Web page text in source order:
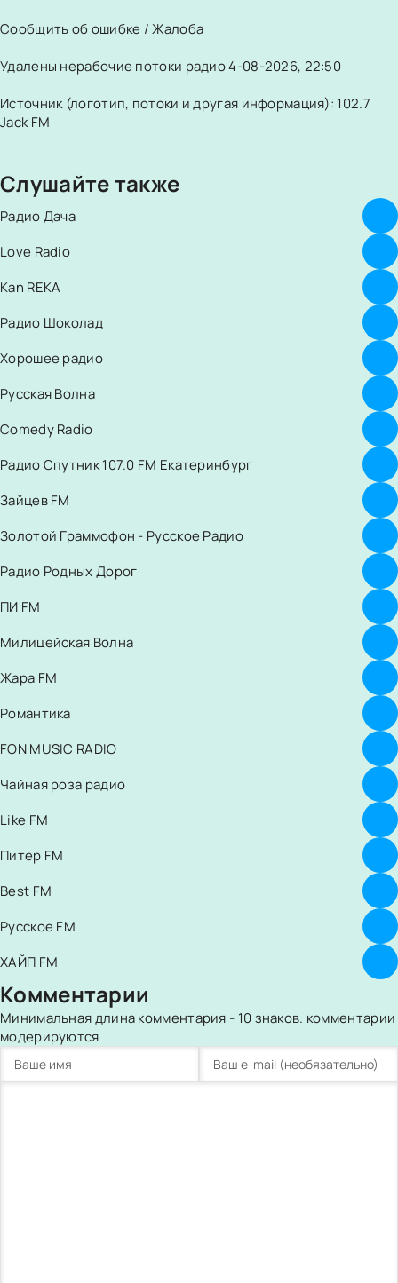
Сообщить об ошибке / Жалоба
Удалены нерабочие потоки радио 4-08-2026, 22:50
Источник (логотип, потоки и другая информация): 102.7
Jack FM
Слушайте также
Радио Дача
Love Radio
Kan REKA
Радио Шоколад
Хорошее радио
Русская Волна
Comedy Radio
Радио Спутник 107.0 FM Екатеринбург
Зайцев FM
Золотой Граммофон - Русское Радио
Радио Родных Дорог
ПИ FM
Милицейская Волна
Жара FM
Романтика
FON MUSIC RADIO
Чайная роза радио
Like FM
Питер FM
Best FM
Русское FM
ХАЙП FM
Комментарии
Минимальная длина комментария - 10 знаков. комментарии
модерируются